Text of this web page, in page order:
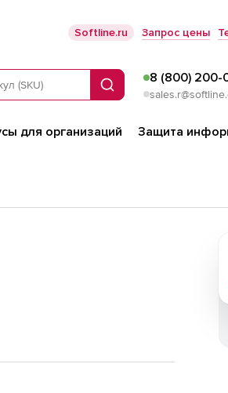
Softline.ru Запрос цены
Поиск
8 (800) 200-
для организаций Защита